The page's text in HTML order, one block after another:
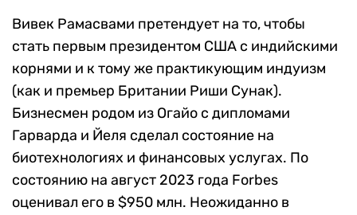
Вивек Рамасвами претендует на то, чтобы
стать первым президентом США с индийскими
корнями и к тому же практикующим индуизм
(как и премьер Британии Риши Сунак).
Бизнесмен родом из Огайо с дипломами
Гарварда и Йеля сделал состояние на
биотехнологиях и финансовых услугах. По
состоянию на август 2023 года Forbes
оценивал его в $950 млн. Неожиданно в